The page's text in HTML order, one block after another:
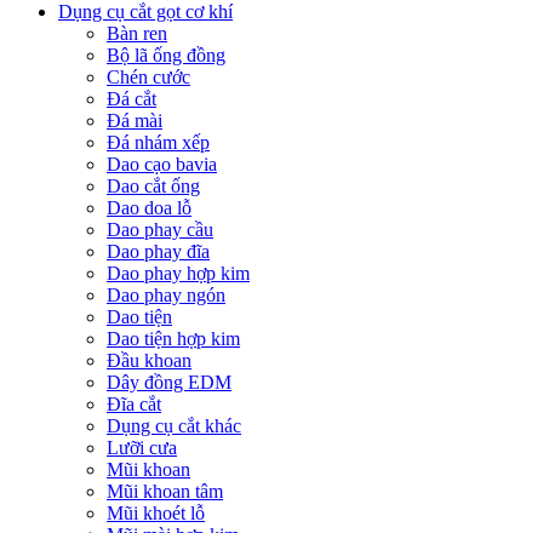
Dụng cụ cắt gọt cơ khí
Bàn ren
Bộ lã ống đồng
Chén cước
Đá cắt
Đá mài
Đá nhám xếp
Dao cạo bavia
Dao cắt ống
Dao doa lỗ
Dao phay cầu
Dao phay đĩa
Dao phay hợp kim
Dao phay ngón
Dao tiện
Dao tiện hợp kim
Đầu khoan
Dây đồng EDM
Đĩa cắt
Dụng cụ cắt khác
Lưỡi cưa
Mũi khoan
Mũi khoan tâm
Mũi khoét lỗ